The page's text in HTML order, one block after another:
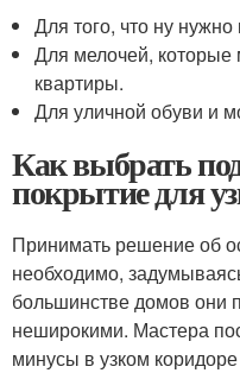
Для того, что ну
Для мелочей,
квартиры.
Для уличной обуви и
Как выбрать
покрытие для
Принимать решение об
необходимо,
большинстве домов они
неширокими. Мастера
минусы в узком